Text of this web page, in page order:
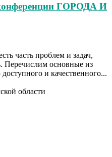
ГОРОДА И
часть проблем и задач,
Перечислим основные из
и качественного...
области